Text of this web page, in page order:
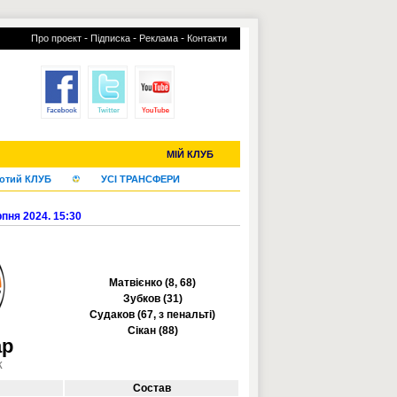
Про проект - Підписка - Реклама - Контакти
МІЙ КЛУБ
КЛУБ УСІ ТРАНСФЕРИ
2024. 15:30
Матвієнко (8, 68)
Зубков (31)
Судаков (67, з пенальті)
Сікан (88)
Состав